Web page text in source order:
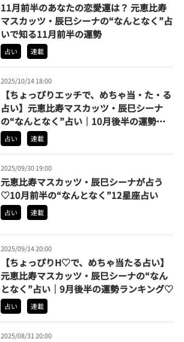
11月前半のあなたの恋愛運は？ 元恵比寿
マスカッツ・辰巳シーナの“なんとなく”占
いで知る11月前半の運勢
占い 連載
2025/10/14 18:00
【ちょっぴりエッチで、めちゃ当・た・る
占い】元恵比寿マスカッツ・辰巳シーナ
の“なんとなく”占い｜10月後半の運勢ラ
ンキングを発表♡
占い 連載
2025/09/30 19:00
元恵比寿マスカッツ・辰巳シーナが占う
♡10月前半の“なんとなく”12星座占い
占い 連載
2025/09/14 20:00
【ちょっぴりH♡で、めちゃ当たる占い】
元恵比寿マスカッツ・辰巳シーナの“なん
となく”占い｜9月後半の運勢ランキング♡
占い 連載
2025/08/31 20:00